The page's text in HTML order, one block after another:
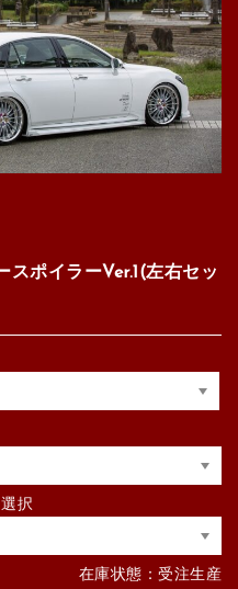
スポイラーVer.1(左右セッ
択
在庫状態：受注生産